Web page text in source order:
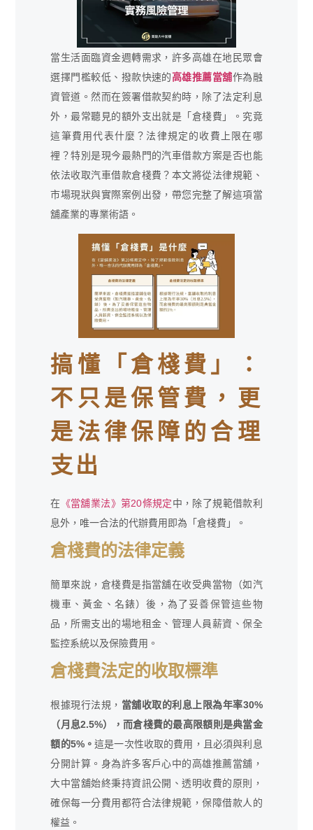
當生活面臨資金週轉需求，許多高雄在地民眾會
選擇門檻較低、撥款快速的高雄推薦當舖作為融
資管道。然而在簽署借款契約時，除了法定利息
外，最常聽見的額外支出就是「倉棧費」。究竟
這筆費用代表什麼？法律規定的收費上限在哪
裡？特別是現今最熱門的汽車借款方案是否也能
依法收取汽車借款倉棧費？本文將從法律規範、
市場現狀與實際案例出發，帶您完整了解這項當
舖產業的專業術語。
搞懂「倉棧費」：
不只是保管費，更
是法律保障的合理
支出
在 《當舖業法》第20條規定中，除了規範借款利
息外，唯一合法的代辦費用即為「倉棧費」。
倉棧費的法律定義
簡單來說，倉棧費是指當舖在收受典當物（如汽
機車、黃金、名錶）後，為了妥善保管這些物
品，所需支出的場地租金、管理人員薪資、保全
監控系統以及保險費用。
倉棧費法定的收取標準
根據現行法規， 當舖收取的利息上限為年率30%
（月息2.5%），而倉棧費的最高限額則是典當金
額的5%。這是一次性收取的費用，且必須與利息
分開計算。身為許多客戶心中的高雄推薦當舖，
大中當舖始終秉持資訊公開、透明收費的原則，
確保每一分費用都符合法律規範，保障借款人的
權益。